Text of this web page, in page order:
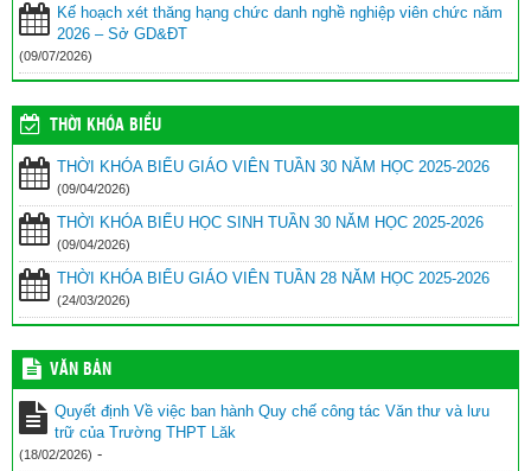
Kế hoạch xét thăng hạng chức danh nghề nghiệp viên chức năm
2026 – Sở GD&ĐT
(09/07/2026)
THỜI KHÓA BIỂU
THỜI KHÓA BIỂU GIÁO VIÊN TUẦN 30 NĂM HỌC 2025-2026
(09/04/2026)
THỜI KHÓA BIỂU HỌC SINH TUẦN 30 NĂM HỌC 2025-2026
(09/04/2026)
THỜI KHÓA BIỂU GIÁO VIÊN TUẦN 28 NĂM HỌC 2025-2026
(24/03/2026)
VĂN BẢN
Quyết định Về việc ban hành Quy chế công tác Văn thư và lưu
trữ của Trường THPT Lăk
(18/02/2026) -